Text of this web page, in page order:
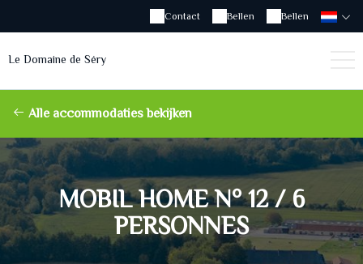
Bellen
Bellen
Contact
Le Domaine de Séry
Alle accommodaties bekijken
MOBIL HOME N° 12 / 6
PERSONNES